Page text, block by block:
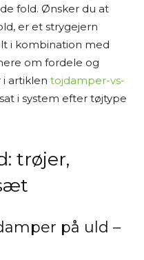
fold. Ønsker du at
er et strygejern
i kombination med
om fordele og
artiklen tojdamper-vs-
i system efter tøjtype
trøjer,
på uld –